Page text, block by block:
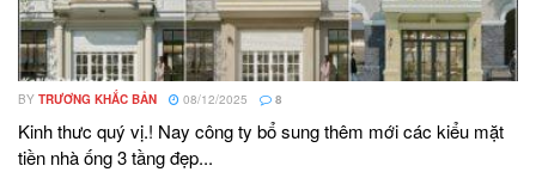
BY TRƯƠNG KHẮC BẢN 08/12/2025 8
Kinh thưc quý vị.! Nay công ty bổ sung thêm mới các kiểu mặt
tiền nhà ống 3 tầng đẹp...